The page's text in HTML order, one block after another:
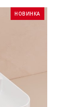
НОВИНКА